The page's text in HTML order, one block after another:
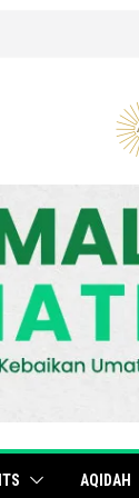
AQIDAH